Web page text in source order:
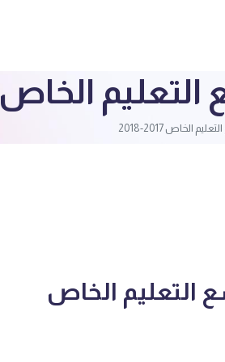
الخاص 2017-2018
الخاص 2017-2018
التعليم الخاص